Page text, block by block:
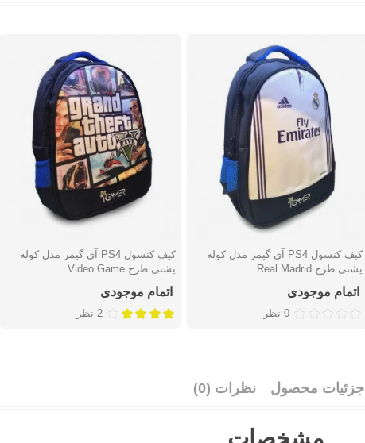
دوست داشتنکیف کنسول PS4 آی گیمر مدل کوله
پشتی طرح Real Madrid
اتمام موجودی
0 نظر
دوست داشتنکیف کنسول PS4 آی گیمر مدل کوله
پشتی طرح Video Game
اتمام موجودی
2 نظر
جزئیات محصول نظرات (0)